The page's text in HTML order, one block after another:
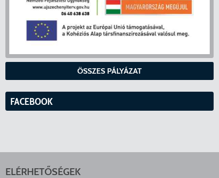
ÖSSZES PÁLYÁZAT
FACEBOOK
ELÉRHETŐSÉGEK